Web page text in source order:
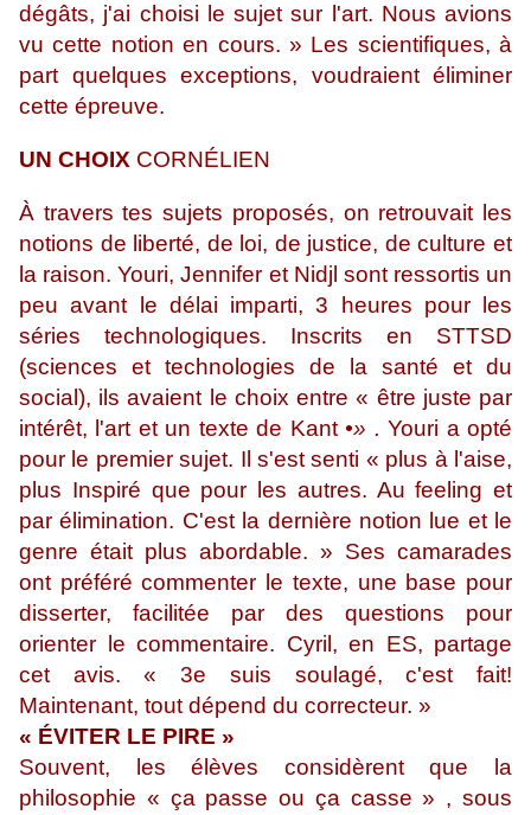
dégâts, j'ai choisi le sujet sur l'art. Nous avions
vu cette notion en cours. » Les scientifiques, à
part quelques exceptions, voudraient éliminer
cette épreuve.
UN CHOIX CORNÉLIEN
À travers tes sujets proposés, on retrouvait les
notions de liberté, de loi, de justice, de culture et
la raison. Youri, Jennifer et Nidjl sont ressortis un
peu avant le délai imparti, 3 heures pour les
séries technologiques. Inscrits en STTSD
(sciences et technologies de la santé et du
social), ils avaient le choix entre « être juste par
intérêt, l'art et un texte de Kant •» . Youri a opté
pour le premier sujet. Il s'est senti « plus à l'aise,
plus Inspiré que pour les autres. Au feeling et
par élimination. C'est la dernière notion lue et le
genre était plus abordable. » Ses camarades
ont préféré commenter le texte, une base pour
disserter, facilitée par des questions pour
orienter le commentaire. Cyril, en ES, partage
cet avis. « 3e suis soulagé, c'est fait!
Maintenant, tout dépend du correcteur. »
« ÉVITER LE PIRE »
Souvent, les élèves considèrent que la
philosophie « ça passe ou ça casse » , sous